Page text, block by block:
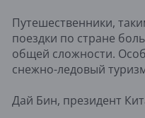
Путешественники,
поездки по стране
общей сложности.
снежно-ледовый
Дай Бин, президент